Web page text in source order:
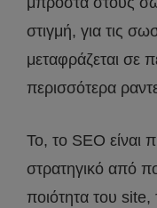
στιγμή, για τις
μεταφράζεται σε
περισσότερα
Το, το SEO είναι
στρατηγικό από
ποιότητα του site,